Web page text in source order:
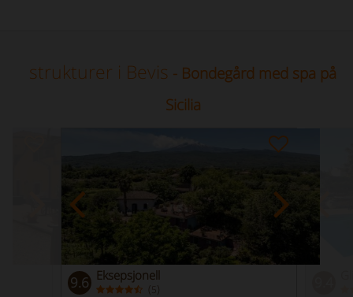
strukturer i Bevis - Bondegård med spa på
Sicilia
9.6 Eksepsjonell
( )